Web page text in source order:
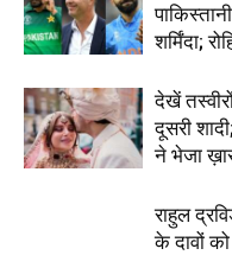
शर्मिंदा;
देखें
दूसरी
ने भेजा
राहुल
के दावों